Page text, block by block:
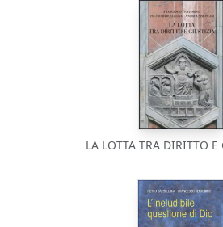
LA LOTTA TRA DIRITTO